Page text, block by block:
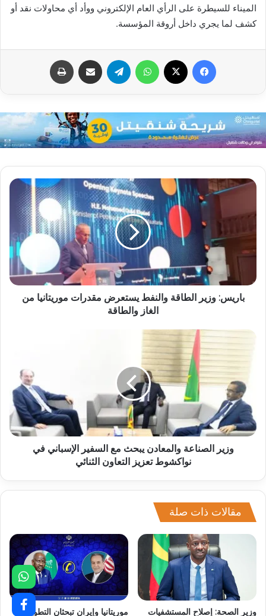
الميناء للسيطرة على الرأي العام الإلكتروني ووأد أي محاولات نقد أو
كشف لما يجري داخل أروقة المؤسسة.
فيسبوك واتساب تيلقرام مشاركة عبر البريد
باريس: وزير الطاقة والنفط يستعرض مقدرات موريتانيا من
الغاز والطاقة
وزير الصناعة والمعادن يبحث مع السفير الإسباني في
نواكشوط تعزيز التعاون الثنائي
مقالات ذات صلة
وزير الصحة: إصلاح المستشفيات موريتانيا وإيران تبحثان التطورات